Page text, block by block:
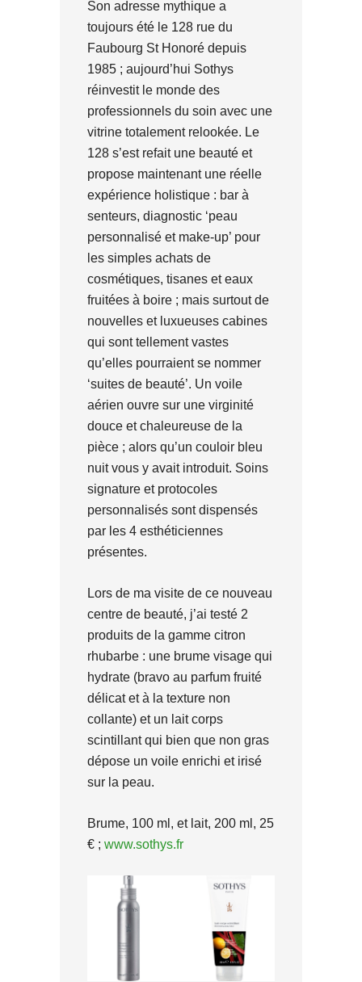
Son adresse mythique a
toujours été le 128 rue du
Faubourg St Honoré depuis
1985 ; aujourd’hui Sothys
réinvestit le monde des
professionnels du soin avec une
vitrine totalement relookée. Le
128 s’est refait une beauté et
propose maintenant une réelle
expérience holistique : bar à
senteurs, diagnostic ‘peau
personnalisé et make-up’ pour
les simples achats de
cosmétiques, tisanes et eaux
fruitées à boire ; mais surtout de
nouvelles et luxueuses cabines
qui sont tellement vastes
qu’elles pourraient se nommer
‘suites de beauté’. Un voile
aérien ouvre sur une virginité
douce et chaleureuse de la
pièce ; alors qu’un couloir bleu
nuit vous y avait introduit. Soins
signature et protocoles
personnalisés sont dispensés
par les 4 esthéticiennes
présentes.
Lors de ma visite de ce nouveau
centre de beauté, j’ai testé 2
produits de la gamme citron
rhubarbe : une brume visage qui
hydrate (bravo au parfum fruité
délicat et à la texture non
collante) et un lait corps
scintillant qui bien que non gras
dépose un voile enrichi et irisé
sur la peau.
Brume, 100 ml, et lait, 200 ml, 25
€ ; www.sothys.fr